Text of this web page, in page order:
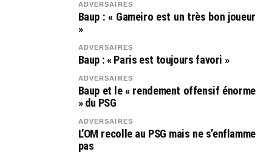
ADVERSAIRES
Baup : « Gameiro est un très bon joueur
»
ADVERSAIRES
Baup : « Paris est toujours favori »
ADVERSAIRES
Baup et le « rendement offensif énorme
» du PSG
ADVERSAIRES
L’OM recolle au PSG mais ne s’enflamme
pas